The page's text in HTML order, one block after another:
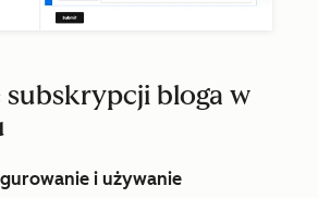
subskrypcji bloga w
i używanie